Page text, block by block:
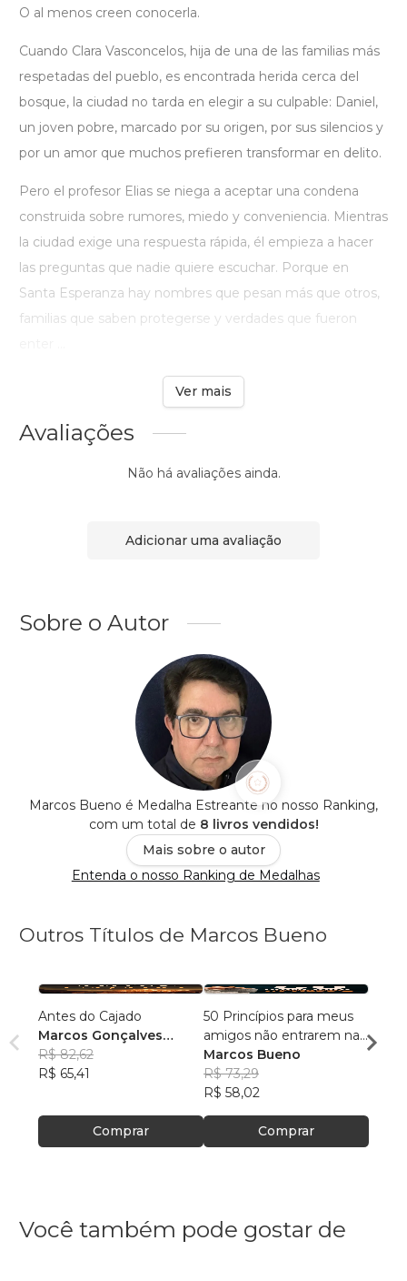
O al menos creen conocerla.
Cuando Clara Vasconcelos, hija de una de las familias más
respetadas del pueblo, es encontrada herida cerca del
bosque, la ciudad no tarda en elegir a su culpable: Daniel,
un joven pobre, marcado por su origen, por sus silencios y
por un amor que muchos prefieren transformar en delito.
Pero el profesor Elias se niega a aceptar una condena
construida sobre rumores, miedo y conveniencia. Mientras
la ciudad exige una respuesta rápida, él empieza a hacer
las preguntas que nadie quiere escuchar. Porque en
Santa Esperanza hay nombres que pesan más que otros,
familias que saben protegerse y verdades que fueron
Ver mais
Avaliações
Não há avaliações ainda.
Adicionar uma avaliação
Sobre o Autor
Marcos Bueno é Medalha Estreante no nosso Ranking,
com um total de 8 livros vendidos!
Mais sobre o autor
Entenda o nosso Ranking de Medalhas
Outros Títulos de Marcos Bueno
Antes do Cajado
Marcos Gonçalves
Bueno
R$ 82,62
R$ 65,41
Comprar
50 Princípios para meus
amigos não entrarem na
merda
Marcos Bueno
R$ 73,29
R$ 58,02
Comprar
Staff
Você também pode gostar de